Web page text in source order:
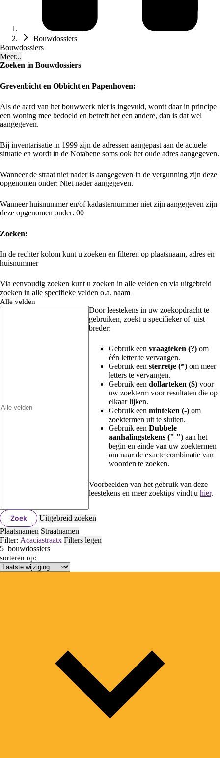
Bouwdossiers
Bouwdossiers
Meer...
Zoeken in Bouwdossiers
Grevenbicht en Obbicht en Papenhoven:
Als de aard van het bouwwerk niet is ingevuld, wordt daar in principe
een woning mee bedoeld en betreft het een andere, dan is dat wel
aangegeven.
Bij inventarisatie in 1999 zijn de adressen aangepast aan de actuele
situatie en wordt in de Notabene soms ook het oude adres aangegeven.
Wanneer de straat niet nader is aangegeven in de vergunning zijn deze
opgenomen onder: Niet nader aangegeven.
Wanneer huisnummer en/of kadasternummer niet zijn aangegeven zijn
deze opgenomen onder: 00
Zoeken:
In de rechter kolom kunt u zoeken en filteren op plaatsnaam, adres en
huisnummer
Via eenvoudig zoeken kunt u zoeken in alle velden en via uitgebreid
zoeken in alle specifieke velden o.a. naam
Alle velden
Door leestekens in uw zoekopdracht te
gebruiken, zoekt u specifieker of juist
breder:
Gebruik een vraagteken (?) om
één letter te vervangen.
Gebruik een sterretje (*) om meer
letters te vervangen.
Gebruik een dollarteken ($) voor
uw zoekterm voor resultaten die op
elkaar lijken.
Gebruik een minteken (-) om
zoektermen uit te sluiten.
Gebruik een Dubbele
aanhalingstekens (" ") aan het
begin en einde van uw zoektermen
om naar de exacte combinatie van
woorden te zoeken.
Voorbeelden van het gebruik van deze
leestekens en meer zoektips vindt u hier.
Zoek
Uitgebreid zoeken
Plaatsnamen Straatnamen
Filter: Acaciastraatx Filters legen
5 bouwdossiers
sorteren op: